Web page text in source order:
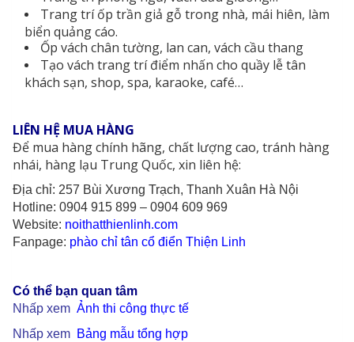
Trang trí ốp trần giả gỗ trong nhà, mái hiên, làm
biển quảng cáo.
Ốp vách chân tường, lan can, vách cầu thang
Tạo vách trang trí điểm nhấn cho quầy lễ tân
khách sạn, shop, spa, karaoke, café…
LIÊN HỆ MUA HÀNG
Để mua hàng chính hãng, chất lượng cao, tránh hàng
nhái, hàng lạu Trung Quốc, xin liên hệ:
Địa chỉ: 257 Bùi Xương Trạch, Thanh Xuân Hà Nội
Hotline: 0904 915 899 – 0904 609 969
Website: noithatthienlinh.com
Fanpage: phào chỉ tân cổ điển Thiện Linh
Có thể bạn quan tâm
Nhấp xem Ảnh thi công thực tế
Nhấp xem Bảng mẫu tổng hợp